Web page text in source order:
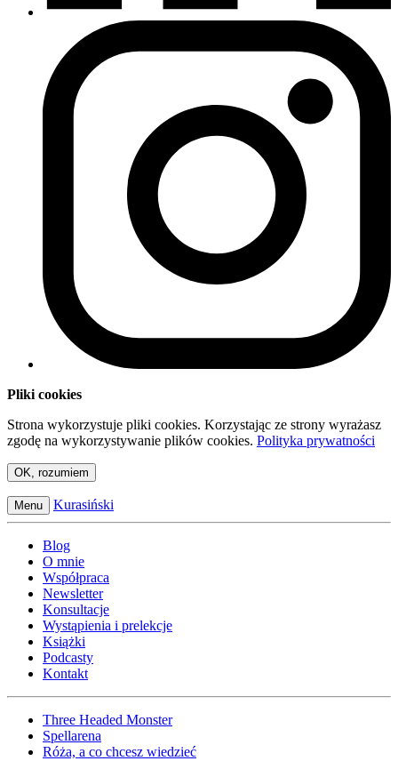
Pliki cookies
Strona wykorzystuje pliki cookies. Korzystając ze strony wyrażasz
zgodę na wykorzystywanie plików cookies. Polityka prywatności
OK, rozumiem
Menu Kurasiński
Blog
O mnie
Współpraca
Newsletter
Konsultacje
Wystąpienia i prelekcje
Książki
Podcasty
Kontakt
Three Headed Monster
Spellarena
Róża, a co chcesz wiedzieć